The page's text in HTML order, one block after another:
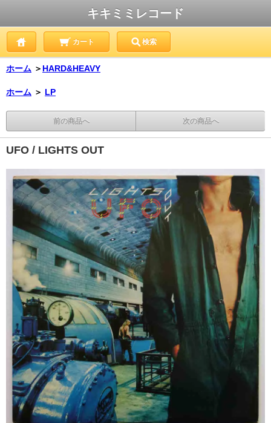
キキミミレコード
カート 検索
ホーム ＞ HARD&HEAVY
ホーム ＞ LP
前の商品へ 次の商品へ
UFO / LIGHTS OUT